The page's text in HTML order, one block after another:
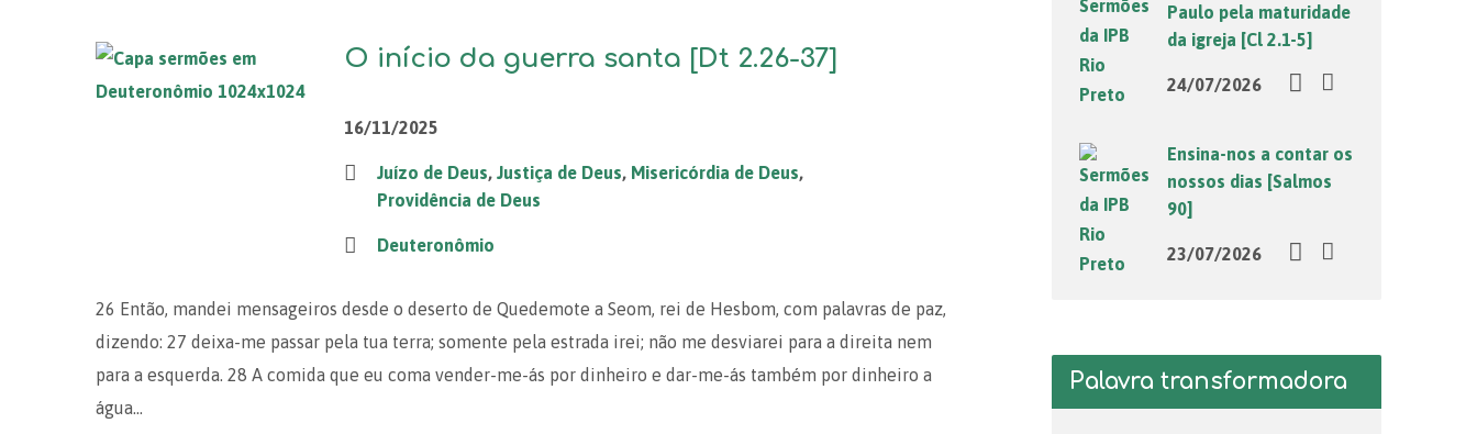
O início da guerra santa [Dt 2.26-37]
16/11/2025
Juízo de Deus,Justiça de Deus, Misericórdia de Deus,
Providência de Deus
Deuteronômio
26 Então, mandei mensageiros desde o deserto de Quedemote a Seom, rei de Hesbom, com palavras de paz,
dizendo: 27 deixa-me passar pela tua terra; somente pela estrada irei; não me desviarei para a direita nem
para a esquerda. 28 A comida que eu coma vender-me-ás por dinheiro e dar-me-ás também por dinheiro a
água…
Paulo pela maturidade
da igreja [Cl 2.1-5]
24/07/2026
Ensina-nos a contar os
nossos dias [Salmos
90]
23/07/2026
Palavra transformadora